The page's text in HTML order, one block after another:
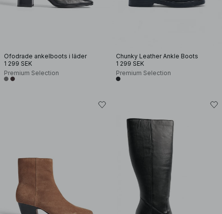
Ofodrade ankelboots i läder
1 299 SEK
Premium Selection
Chunky Leather Ankle Boots
1 299 SEK
Premium Selection